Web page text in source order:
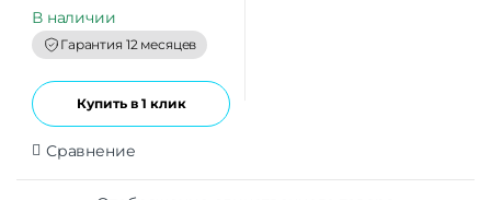
t
o
f
5
В наличии
Гарантия 12 месяцев
Купить в 1 клик
Сравнение